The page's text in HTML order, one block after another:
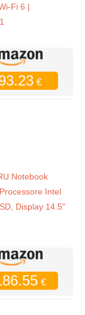
Fi 6 |
€
Notebook
Intel
Display 14.5"
€